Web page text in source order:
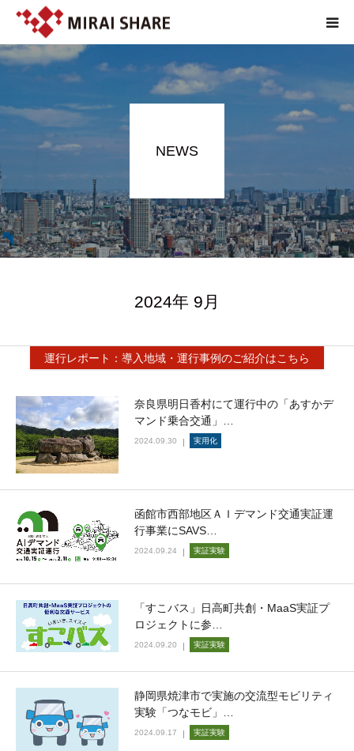
NEWS
2024年 9月
運行レポート：導入地域・運行事例のご紹介はこちら
奈良県明日香村にて運行中の「あすかデ
マンド乗合交通」…
2024.09.30 実用化
函館市⻄部地区ＡＩデマンド交通実証運
⾏事業にSAVS…
2024.09.24 実証実験
「すこバス」日高町共創・MaaS実証プ
ロジェクトに参…
2024.09.20 実証実験
静岡県焼津市で実施の交流型モビリティ
実験「つなモビ」…
2024.09.17 実証実験
NEWS
TECHNOLOGY
SERVICE
REPORT
ABOUT